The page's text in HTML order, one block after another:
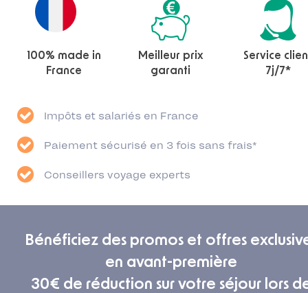
100% made in
France
Meilleur prix
garanti
Service
7j/7*
Impôts et salariés en France
Paiement sécurisé en 3 fois sans frais*
Conseillers voyage experts
Bénéficiez des promos et offres
en avant-première
30€ de réduction sur votre séjour lors